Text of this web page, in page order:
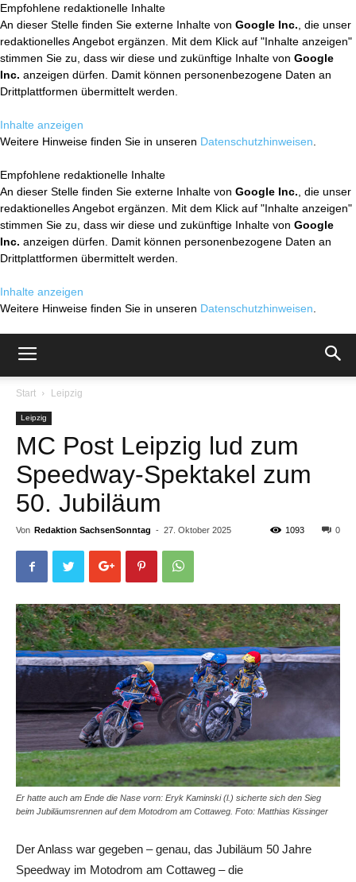
Empfohlene redaktionelle Inhalte
An dieser Stelle finden Sie externe Inhalte von Google Inc. , die unser
redaktionelles Angebot ergänzen. Mit dem Klick auf "Inhalte anzeigen"
stimmen Sie zu, dass wir diese und zukünftige Inhalte von Google
Inc. anzeigen dürfen. Damit können personenbezogene Daten an
Drittplattformen übermittelt werden.
Inhalte anzeigen
Weitere Hinweise finden Sie in unseren Datenschutzhinweisen
Empfohlene redaktionelle Inhalte
An dieser Stelle finden Sie externe Inhalte von Google Inc. , die unser
redaktionelles Angebot ergänzen. Mit dem Klick auf "Inhalte anzeigen"
stimmen Sie zu, dass wir diese und zukünftige Inhalte von Google
Inc. anzeigen dürfen. Damit können personenbezogene Daten an
Drittplattformen übermittelt werden.
Inhalte anzeigen
Weitere Hinweise finden Sie in unseren Datenschutzhinweisen
Start Leipzig
Leipzig
MC Post Leipzig lud zum
Speedway-Spektakel zum
50. Jubiläum
Von Redaktion SachsenSonntag - 27. Oktober 2025 0
1093
Er hatte auch am Ende die Nase vorn: Eryk Kaminski (l.) sicherte sich den Sieg
beim Jubiläumsrennen auf dem Motodrom am Cottaweg. Foto: Matthias Kissinger
Der Anlass war gegeben – genau, das Jubiläum 50 Jahre
Speedway im Motodrom am Cottaweg – die